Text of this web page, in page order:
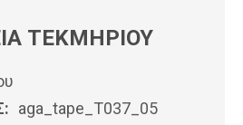
ΤΕΚΜΗΡΙΟΥ
aga_tape_T037_05